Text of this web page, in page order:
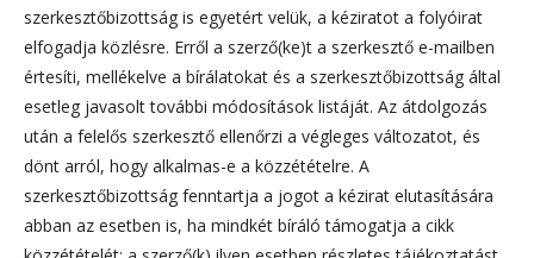
szerkesztőbizottság is egyetért velük, a kéziratot a folyóirat
elfogadja közlésre. Erről a szerző(ke)t a szerkesztő e-mailben
értesíti, mellékelve a bírálatokat és a szerkesztőbizottság által
esetleg javasolt további módosítások listáját. Az átdolgozás
után a felelős szerkesztő ellenőrzi a végleges változatot, és
dönt arról, hogy alkalmas-e a közzétételre. A
szerkesztőbizottság fenntartja a jogot a kézirat elutasítására
abban az esetben is, ha mindkét bíráló támogatja a cikk